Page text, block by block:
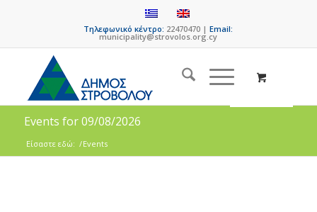
Τηλεφωνικό κέντρο: 22470470 |Email:
municipality@strovolos.org.cy
Events for 09/08/2026
Είσαστε εδώ: /Events